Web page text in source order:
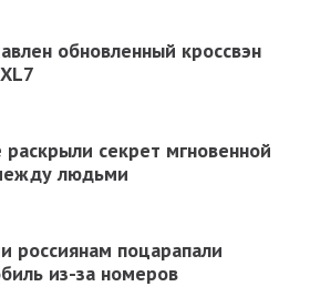
обновленный кроссвэн
секрет мгновенной
людьми
россиянам поцарапали
из-за номеров